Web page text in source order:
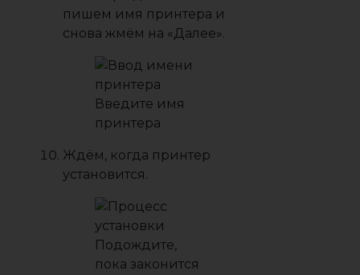
пишем имя принтера и
снова жмём на «Далее».
Введите имя
принтера
Ждём, когда принтер
установится.
Подождите,
пока законится